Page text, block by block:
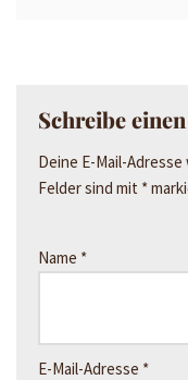
Schreibe
Deine E-Mail-
Felder sind mit *
Name *
E-Mail-Adresse *